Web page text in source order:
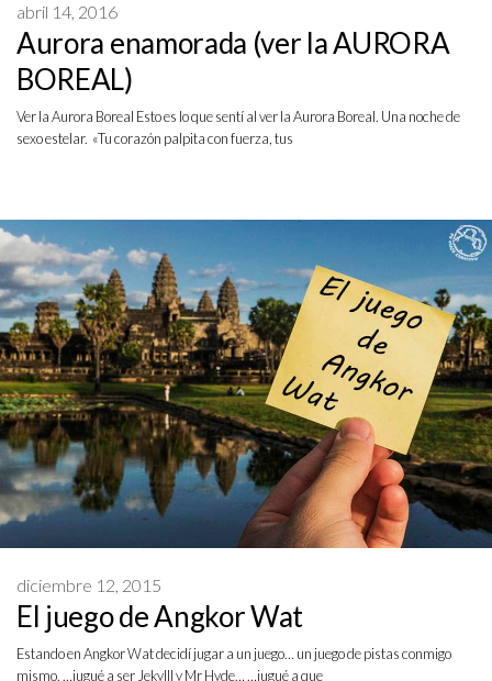
Aurora enamorada (ver la AURORA
BOREAL)
abril 14, 2016
Ver la Aurora Boreal Esto es lo que sentí al ver la Aurora Boreal. Una noche de
sexo estelar. «Tu corazón palpita con fuerza, tus
El juego de Angkor Wat
diciembre 12, 2015
Estando en Angkor Wat decidí jugar a un juego… un juego de pistas conmigo
mismo. …jugué a ser Jekylll y Mr Hyde… …jugué a que